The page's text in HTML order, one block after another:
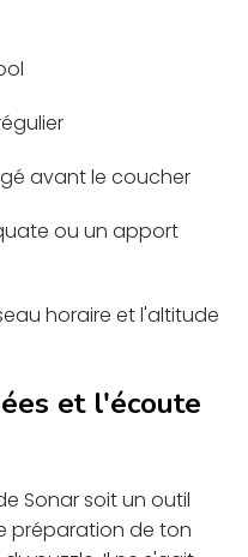
avant le coucher
ou un apport
horaire et l'altitude
et l'écoute
Sonar soit un outil
préparation de ton